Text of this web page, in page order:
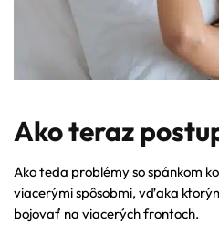
Ako teraz
Ako teda problémy so spánkom
viacerými spôsobmi, vďaka
bojovať na viacerých frontoch.